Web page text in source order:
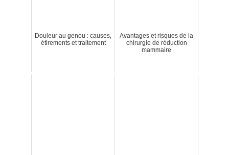
Douleur au genou : causes,
étirements et traitement
Avantages et risques de la
chirurgie de réduction
mammaire